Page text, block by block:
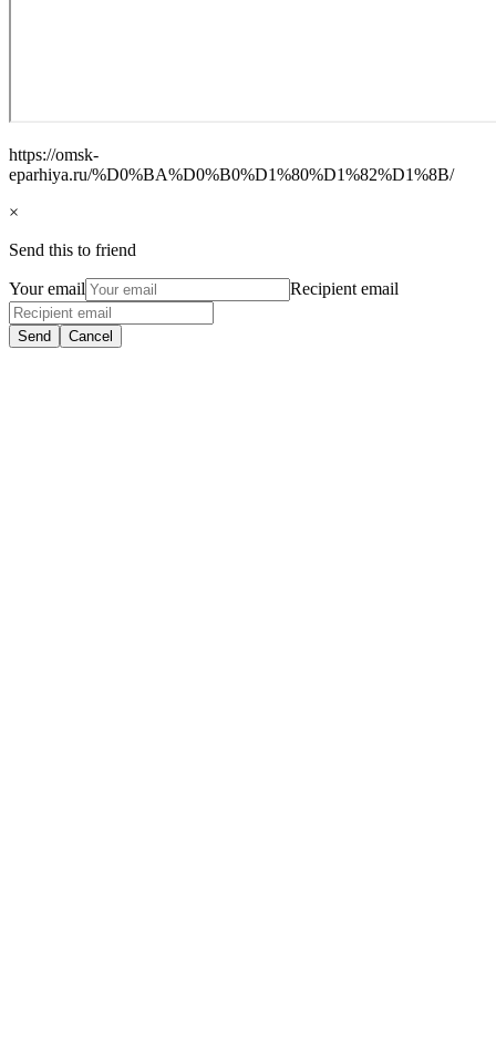
https://omsk-
eparhiya.ru/%D0%BA%D0%B0%D1%80%D1%82%D1%8B/
×
Send this to friend
Your email Recipient email
Send Cancel